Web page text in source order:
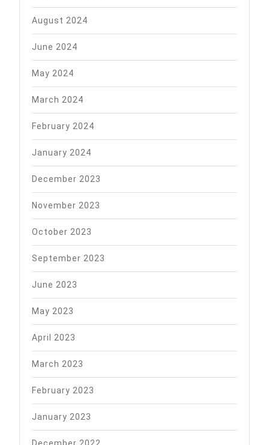
August 2024
June 2024
May 2024
March 2024
February 2024
January 2024
December 2023
November 2023
October 2023
September 2023
June 2023
May 2023
April 2023
March 2023
February 2023
January 2023